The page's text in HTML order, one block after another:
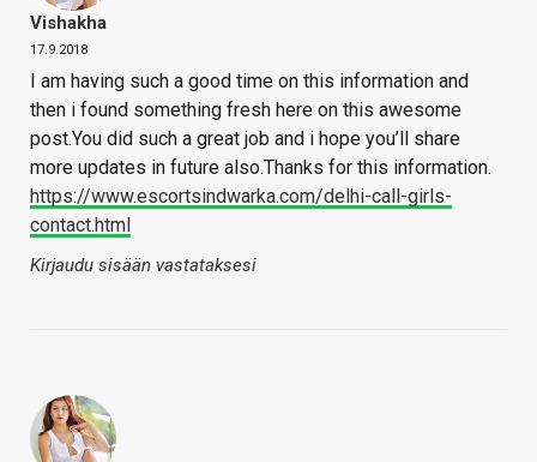
Vishakha
17.9.2018
I am having such a good time on this information and
then i found something fresh here on this awesome
post.You did such a great job and i hope you’ll share
more updates in future also.Thanks for this information.
https://www.escortsindwarka.com/delhi-call-girls-
contact.html
Kirjaudu sisään vastataksesi